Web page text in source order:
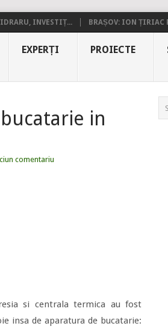
INVESTIȚ... BRAȘOV: ION ȚIRIAC
EXPERȚI PROIECTE
in
comentariu
si centrala termica au fost
insa de aparatura de bucatarie: